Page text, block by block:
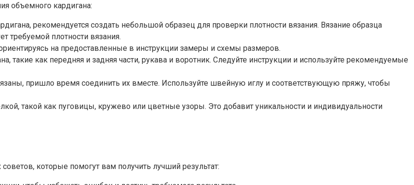
объемного кардигана:
рекомендуется создать небольшой образец для проверки плотности вязания. Вязание образца
требуемой плотности вязания.
на предоставленные в инструкции замеры и схемы размеров.
такие как передняя и задняя части, рукава и воротник. Следуйте инструкции и используйте рекомендуемые
пришло время соединить их вместе. Используйте швейную иглу и соответствующую пряжу, чтобы
такой как пуговицы, кружево или цветные узоры. Это добавит уникальности и индивидуальности
которые помогут вам получить лучший результат: